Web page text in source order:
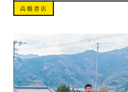
高橋書店